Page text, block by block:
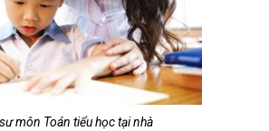
môn Toán tiểu học tại nhà